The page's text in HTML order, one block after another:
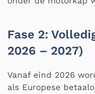
Fase 2:
2026 – 2027)
Vanaf eind 2026
als Europese